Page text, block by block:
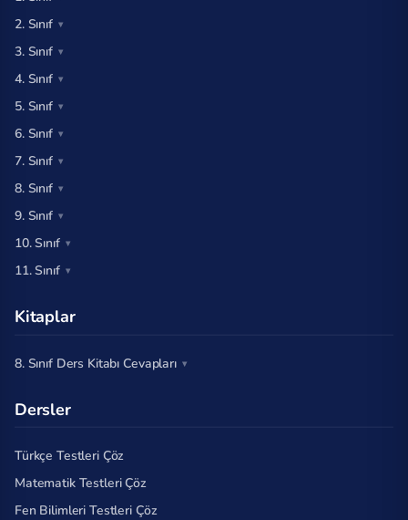
2. Sınıf
3. Sınıf
4. Sınıf
5. Sınıf
6. Sınıf
7. Sınıf
8. Sınıf
9. Sınıf
10. Sınıf
11. Sınıf
Kitaplar
8. Sınıf Ders Kitabı Cevapları
Dersler
Türkçe Testleri Çöz
Matematik Testleri Çöz
Fen Bilimleri Testleri Çöz